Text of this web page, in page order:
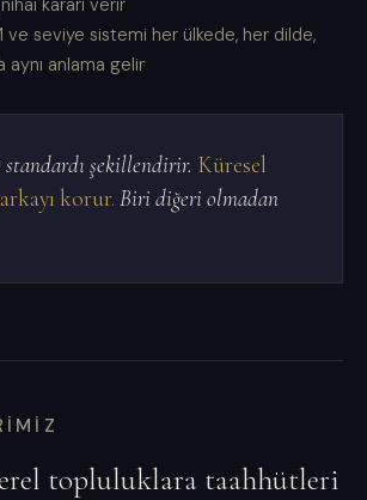
ve seviye sistemi her ülkede, her dilde,
aynı anlama gelir
şekillendirir. Küresel
korur. Biri diğeri olmadan
topluluklara taahhütleri